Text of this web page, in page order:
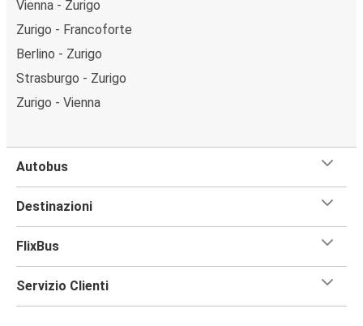
Vienna - Zurigo
Zurigo - Francoforte
Berlino - Zurigo
Strasburgo - Zurigo
Zurigo - Vienna
Autobus
Destinazioni
FlixBus
Servizio Clienti